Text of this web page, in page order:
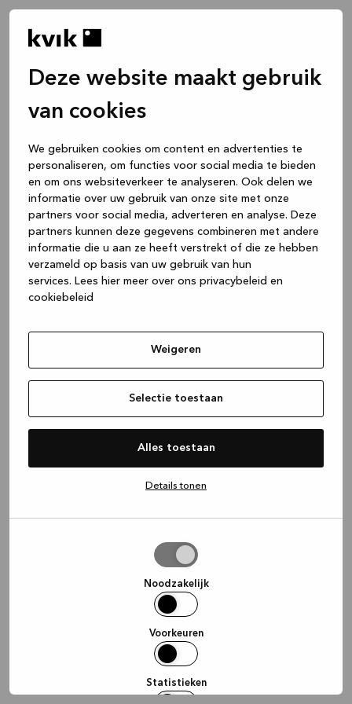
Deze website maakt gebruik
van cookies
We gebruiken cookies om content en advertenties te
personaliseren, om functies voor social media te bieden
en om ons websiteverkeer te analyseren. Ook delen we
informatie over uw gebruik van onze site met onze
partners voor social media, adverteren en analyse. Deze
partners kunnen deze gegevens combineren met andere
informatie die u aan ze heeft verstrekt of die ze hebben
verzameld op basis van uw gebruik van hun
services. Lees hier meer over ons privacybeleid en
cookiebeleid
Weigeren
Selectie toestaan
Alles toestaan
Details tonen
Noodzakelijk
Voorkeuren
Statistieken
(see the browser console for more
information).